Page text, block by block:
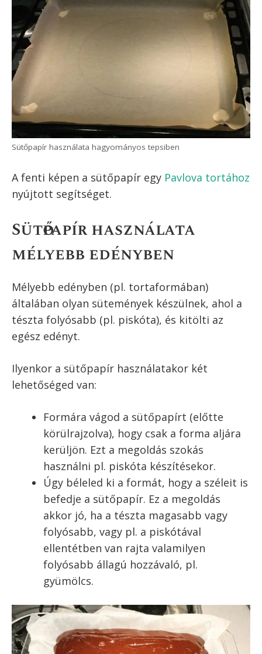
Sütőpapír használata hagyományos tepsiben
A fenti képen a sütőpapír egy Pavlova tortához
nyújtott segítséget.
Sütőpapír használata
mélyebb edényben
Mélyebb edényben (pl. tortaformában)
általában olyan sütemények készülnek, ahol a
tészta folyósabb (pl. piskóta), és kitölti az
egész edényt.
Ilyenkor a sütőpapír használatakor két
lehetőséged van:
Formára vágod a sütőpapírt (előtte
körülrajzolva), hogy csak a forma aljára
kerüljön. Ezt a megoldás szokás
használni pl. piskóta készítésekor.
Úgy béleled ki a formát, hogy a széleit is
befedje a sütőpapír. Ez a megoldás
akkor jó, ha a tészta magasabb vagy
folyósabb, vagy pl. a piskótával
ellentétben van rajta valamilyen
folyósabb állagú hozzávaló, pl.
gyümölcs.